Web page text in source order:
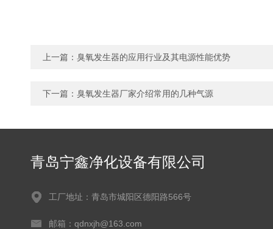
上一篇： 臭氧发生器的应用行业及其电源性能优势
下一篇： 臭氧发生器厂家介绍常用的几种气源
青岛宁鑫净化设备有限公司
工厂地址：青岛市城阳区德阳路566号
邮箱：qdnxjh@163.com